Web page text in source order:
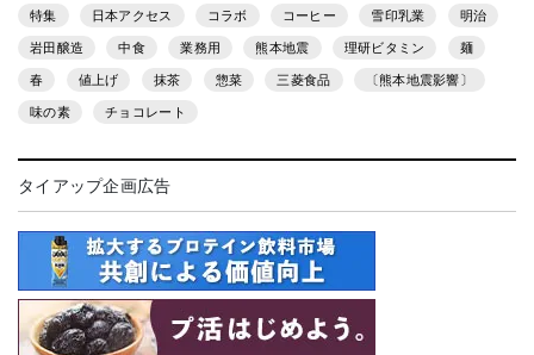
特集 日本アクセス コラボ コーヒー 雪印乳業 明治
岩田醸造 中食 業務用 熊本地震 理研ビタミン 麺
春 値上げ 抹茶 惣菜 三菱食品 〔熊本地震影響〕
味の素 チョコレート
タイアップ企画広告